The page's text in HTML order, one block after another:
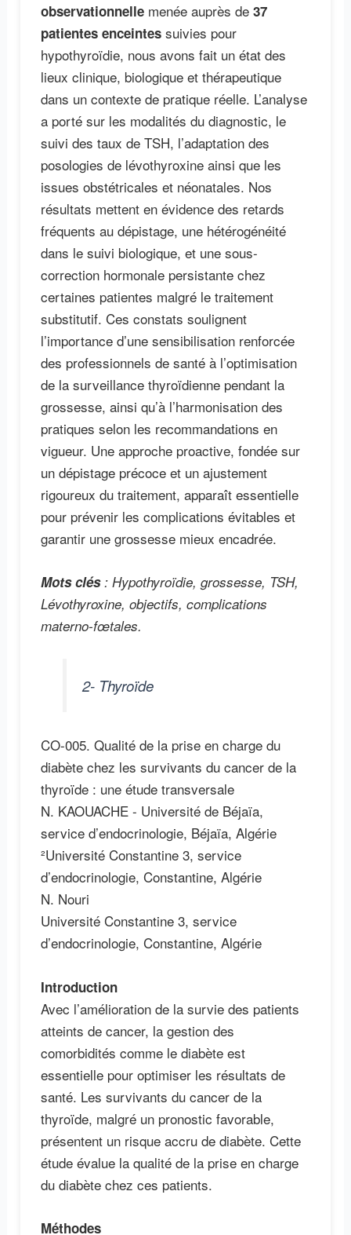
observationnellemenée auprès de 37
patientes enceintessuivies pour
hypothyroïdie, nous avons fait un état des
lieux clinique, biologique et thérapeutique
dans un contexte de pratique réelle. L’analyse
a porté sur les modalités du diagnostic, le
suivi des taux de TSH, l’adaptation des
posologies de lévothyroxine ainsi que les
issues obstétricales et néonatales. Nos
résultats mettent en évidence des retards
fréquents au dépistage, une hétérogénéité
dans le suivi biologique, et une sous-
correction hormonale persistante chez
certaines patientes malgré le traitement
substitutif. Ces constats soulignent
l’importance d’une sensibilisation renforcée
des professionnels de santé à l’optimisation
de la surveillance thyroïdienne pendant la
grossesse, ainsi qu’à l’harmonisation des
pratiques selon les recommandations en
vigueur. Une approche proactive, fondée sur
un dépistage précoce et un ajustement
rigoureux du traitement, apparaît essentielle
pour prévenir les complications évitables et
garantir une grossesse mieux encadrée.
Mots clés: Hypothyroïdie, grossesse, TSH,
Lévothyroxine, objectifs, complications
materno-fœtales.
2- Thyroïde
CO-005. Qualité de la prise en charge du
diabète chez les survivants du cancer de la
thyroïde : une étude transversale
N. KAOUACHE - Université de Béjaïa,
service d’endocrinologie, Béjaïa, Algérie
²Université Constantine 3, service
d’endocrinologie, Constantine, Algérie
N. Nouri
Université Constantine 3, service
d’endocrinologie, Constantine, Algérie
Introduction
Avec l’amélioration de la survie des patients
atteints de cancer, la gestion des
comorbidités comme le diabète est
essentielle pour optimiser les résultats de
santé. Les survivants du cancer de la
thyroïde, malgré un pronostic favorable,
présentent un risque accru de diabète. Cette
étude évalue la qualité de la prise en charge
du diabète chez ces patients.
Méthodes